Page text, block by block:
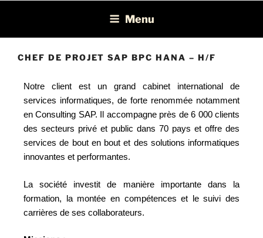
Léon Recrutement
EPM et Consolidation/Reporting
Menu
CHEF DE PROJET SAP BPC HANA – H/F
Notre client est un grand cabinet international de
services informatiques, de forte renommée notamment
en Consulting SAP. Il accompagne près de 6 000 clients
des secteurs privé et public dans 70 pays et offre des
services de bout en bout et des solutions informatiques
innovantes et performantes.
La société investit de manière importante dans la
formation, la montée en compétences et le suivi des
carrières de ses collaborateurs.